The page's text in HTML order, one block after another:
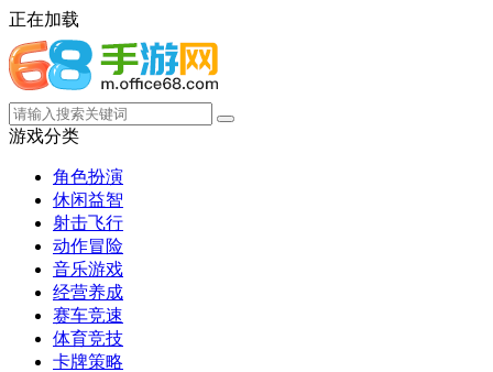
正在加载
游戏分类
角色扮演
休闲益智
射击飞行
动作冒险
音乐游戏
经营养成
赛车竞速
体育竞技
卡牌策略